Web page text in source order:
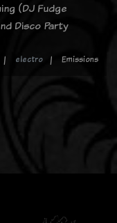
(DJ Fudge
Disco Party
electro Emissions